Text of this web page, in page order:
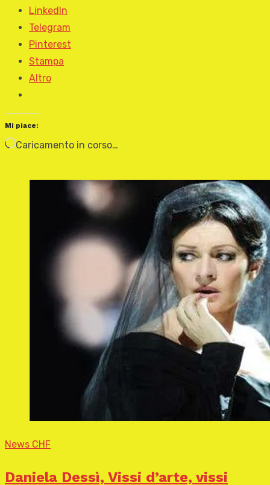
LinkedIn
Telegram
Pinterest
Stampa
Altro
Mi piace:
Caricamento in corso…
News CHF
Daniela Dessì, Vissi d’arte, vissi